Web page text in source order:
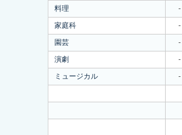
料理
-
家庭科
-
園芸
-
演劇
-
ミュージカル
-